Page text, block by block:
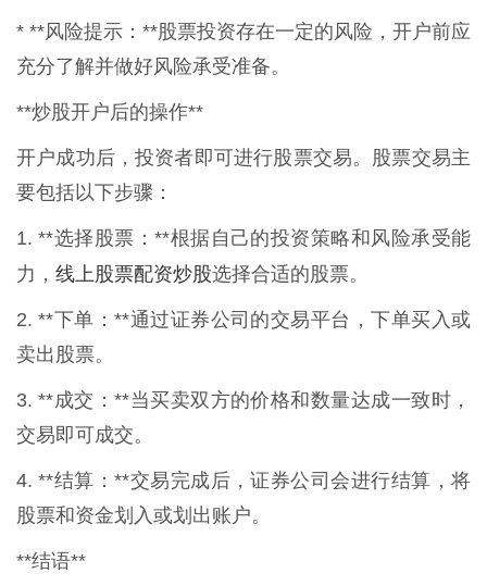
* **风险提示：**股票投资存在一定的风险，开户前应
充分了解并做好风险承受准备。
**炒股开户后的操作**
开户成功后，投资者即可进行股票交易。股票交易主
要包括以下步骤：
1. **选择股票：**根据自己的投资策略和风险承受能
力， 线上股票配资炒股选择合适的股票。
2. **下单：**通过证券公司的交易平台，下单买入或
卖出股票。
3. **成交：**当买卖双方的价格和数量达成一致时，
交易即可成交。
4. **结算：**交易完成后，证券公司会进行结算，将
股票和资金划入或划出账户。
**结语**